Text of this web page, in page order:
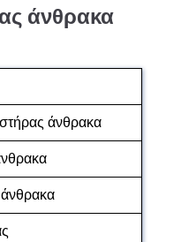
άνθρακα
άνθρακα